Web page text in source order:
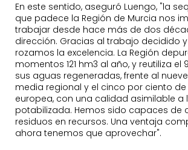
En este sentido, aseguró Luengo, "la
que padece la Región de Murcia nos
trabajar desde hace más de dos
dirección. Gracias al trabajo decidido
rozamos la excelencia. La Región
momentos 121 hm3 al año, y reutiliza el
sus aguas regeneradas, frente al
media regional y el cinco por ciento
europea, con una calidad asimilable a
potabilizada. Hemos sido capaces de
residuos en recursos. Una ventaja
ahora tenemos que aprovechar".